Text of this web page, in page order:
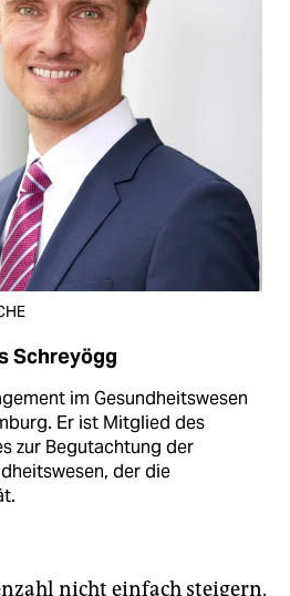
Schreyögg
im Gesundheitswesen
Er ist Mitglied des
zur Begutachtung der
der die
nicht einfach steigern.